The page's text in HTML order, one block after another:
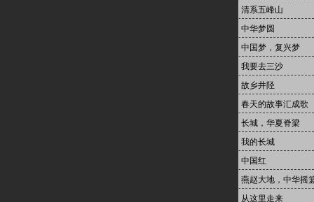
清系五峰山
中华梦圆
中国梦，复兴梦
我要去三沙
故乡井陉
春天的故事汇成歌
长城，华夏脊梁
我的长城
中国红
燕赵大地，中华摇
从这里走来